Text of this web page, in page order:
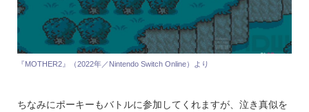
『MOTHER2』（2022年／Nintendo Switch Online）より
ちなみにポーキーもバトルに参加してくれますが、泣き真似を